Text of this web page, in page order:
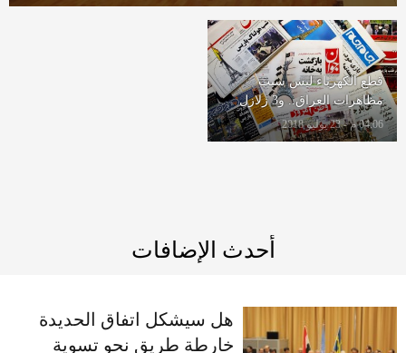
قطع الكهرباء ليس سبب
مظاهرات العراق.. و3 زلازل
شديدة في 24 ساعة تضرب
مناطق إيرانية
04:06 م - 23 يوليو 2018
أحدث الإضافات
هل سيشكل اتفاق الحديدة
خارطة طريق نحو تسوية